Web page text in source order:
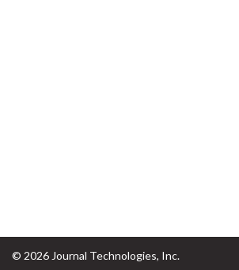
© 2026 Journal Technologies, Inc.